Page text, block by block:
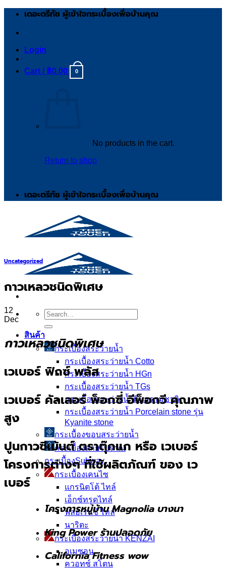
Skip
content
เดอะตรีทัช ผู้เข้าใจกระเบื้องเพื่อบ้านคุณ
Login
Cart / ฿0.00 0
No products in the cart.
Return to shop
เดอะตรีทัช ผู้เข้าใจกระเบื้องเพื่อบ้านคุณ
Search
for:
สินค้า
กระเบื้องสระว่ายนํ้า
กระเบื้องสระว่ายน้ำ Cotto
กระเบื้องสระว่ายน้ำ HGn
กระเบื้องสระว่ายน้ำ TGs
กระเบื้องสระว่ายน้ำหินธรรมชาติ
กระเบื้องสระว่ายนํ้า Porcelain stone รุ่น
Kyanite stone
กระเบื้องขอบสระว่ายน้ำ
กระเบื้องลายโบราณ
กระเบื้องSubway
กระเบื้องเคนไซ
แกรนิตโต้ ไทล์
เอ็กซ์ทรูดไทล์
ฟลอเรนซ์ ไทล์
นาริตะ
กระเบื้องสระว่ายน้ำ KENZAI
อเมซอน
ควอทซ์ สโตน
Uncategorized
กาวเหลวชนิดพิเศษ
12
Dec
กาวเหลวชนิดพิเศษ
เวเบอร์ ฟิกซ์ พลัส
เวเบอร์ คัลเลอร์ พ็อกซี่ อีพ็อกวี คุณภาพ
สูง
ปูนกาวซีเม้นต์ ตราตุ๊กแก หรือ เวเบอร์
โครงการต่างๆ ที่ใช้ผลิตภัณฑ์ ของ เว
เบอร์
โครงการหมู่บ้าน Magnolia บางนา
King Power ร้านปลอดภัย
California Fitness wow